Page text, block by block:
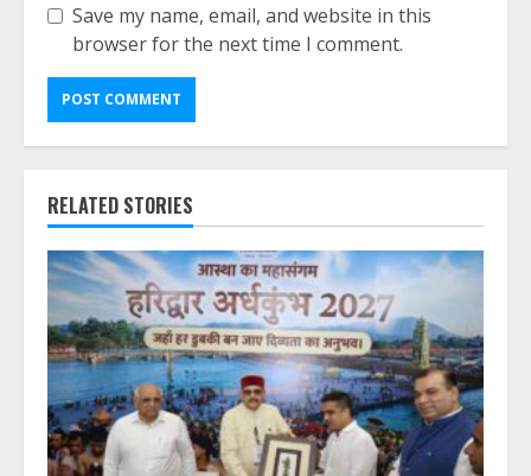
Save my name, email, and website in this
browser for the next time I comment.
RELATED STORIES